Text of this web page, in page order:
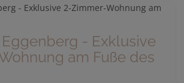
Eggenberg - Exklusive
am Fuße des